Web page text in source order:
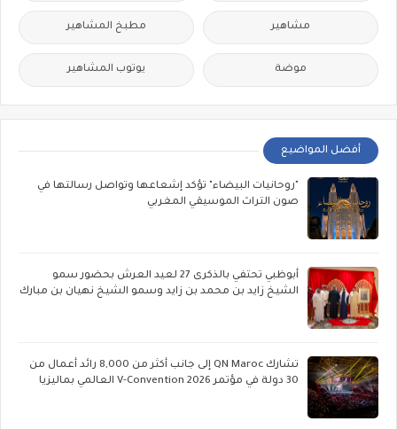
مشاهير مطبخ المشاهير
موضة يوتوب المشاهير
أفضل المواضيع
"روحانيات البيضاء" تؤكد إشعاعها وتواصل رسالتها في
صون التراث الموسيقي المغربي
أبوظبي تحتفي بالذكرى 27 لعيد العرش بحضور سمو
الشيخ زايد بن محمد بن زايد وسمو الشيخ نهيان بن مبارك
تشارك QN Maroc إلى جانب أكثر من 8,000 رائد أعمال من
30 دولة في مؤتمر V-Convention 2026 العالمي بماليزيا